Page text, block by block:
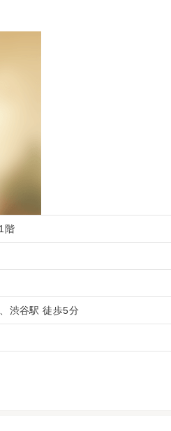
階
渋谷駅 徒歩5分